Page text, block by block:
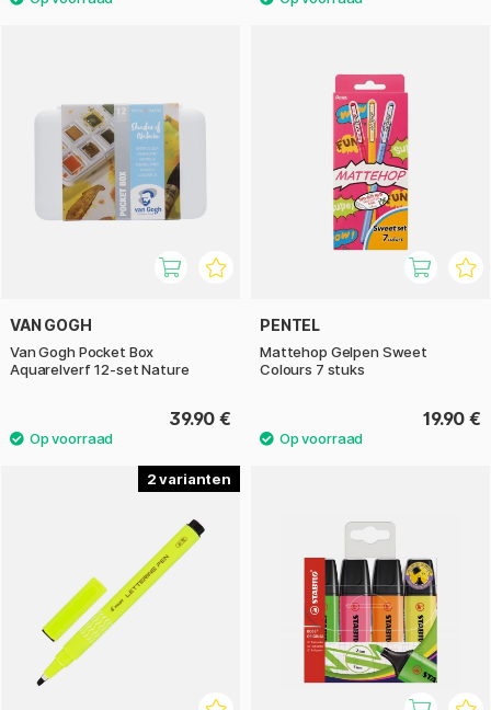
VAN GOGH
Van Gogh Pocket Box
Aquarelverf 12-set Nature
39.90 €
PENTEL
Mattehop Gelpen Sweet
Colours 7 stuks
19.90 €
2